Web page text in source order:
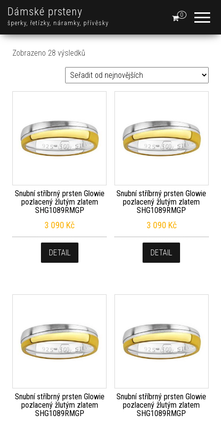
Dámské prsteny
šperky, řetízky, náramky, přívěsky
0
Zobrazeno 28 výsledků
Snubní stříbrný prsten Glowie
pozlacený žlutým zlatem
SHG1089RMGP
3 090 Kč
DETAIL
Snubní stříbrný prsten Glowie
pozlacený žlutým zlatem
SHG1089RMGP
3 090 Kč
DETAIL
Snubní stříbrný prsten Glowie
pozlacený žlutým zlatem
SHG1089RMGP
Snubní stříbrný prsten Glowie
pozlacený žlutým zlatem
SHG1089RMGP